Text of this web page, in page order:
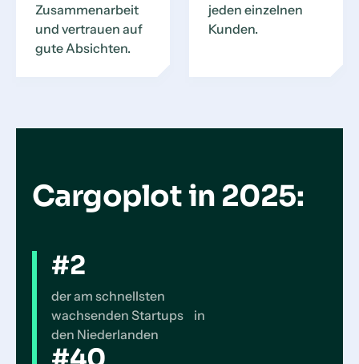
Zusammenarbeit
und vertrauen auf
gute Absichten.
jeden einzelnen
Kunden.
Cargoplot in 2025:
#2
der am schnellsten
wachsenden Startups in
den Niederlanden